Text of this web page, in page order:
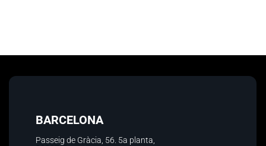
BARCELONA
Passeig de Gràcia, 56. 5a planta